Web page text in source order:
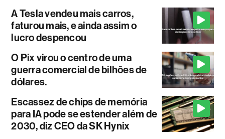
A Tesla vendeu mais carros,
faturou mais, e ainda assim o
lucro despencou
O Pix virou o centro de uma
guerra comercial de bilhões de
dólares.
Escassez de chips de memória
para IA pode se estender além de
2030, diz CEO da SK Hynix